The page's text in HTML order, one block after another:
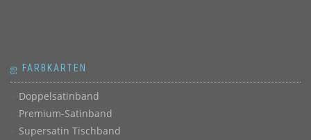
ஐ FARBKARTEN
Doppelsatinband
Premium-Satinband
Supersatin Tischband